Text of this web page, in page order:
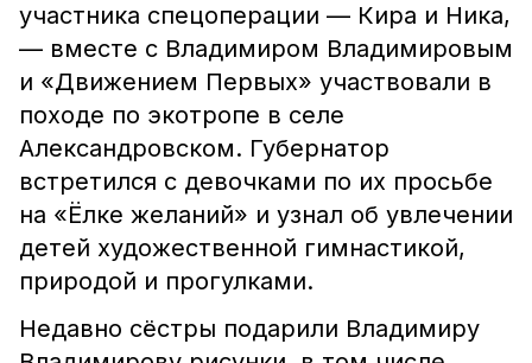
участника спецоперации — Кира и Ника,
— вместе с Владимиром Владимировым
и «Движением Первых» участвовали в
походе по экотропе в селе
Александровском. Губернатор
встретился с девочками по их просьбе
на «Ёлке желаний» и узнал об увлечении
детей художественной гимнастикой,
природой и прогулками.
Недавно сёстры подарили Владимиру